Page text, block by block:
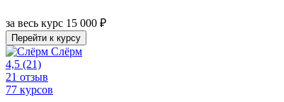
за весь курс 15 000 ₽
Перейти к курсу
Слёрм
4,5 (21)
21 отзыв
77 курсов